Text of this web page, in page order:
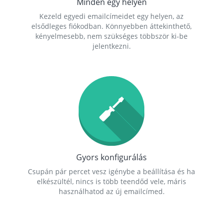
Kezeld egyedi emailcímeidet egy helyen, az
elsődleges fiókodban. Könnyebben áttekinthető,
kényelmesebb, nem szükséges többször ki-be
jelentkezni.
Gyors konfigurálás
Csupán pár percet vesz igénybe a beállítása és ha
elkészültél, nincs is több teendőd vele, máris
használhatod az új emailcímed.